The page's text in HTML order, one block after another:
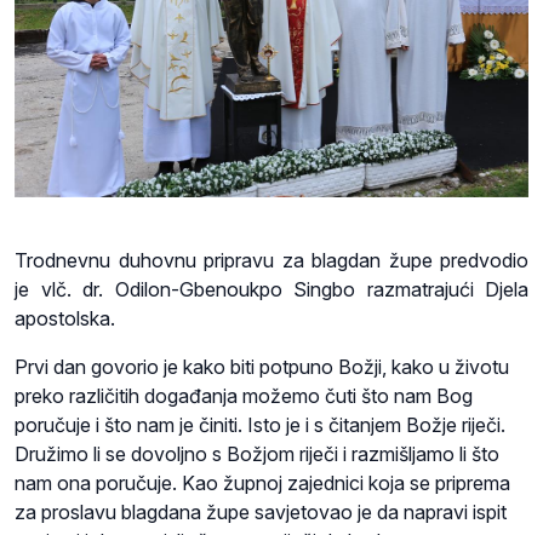
Trodnevnu duhovnu pripravu za blagdan župe predvodio
je vlč. dr. Odilon-Gbenoukpo Singbo razmatrajući Djela
apostolska.
Prvi dan govorio je kako biti potpuno Božji, kako u životu
preko različitih događanja možemo čuti što nam Bog
poručuje i što nam je činiti. Isto je i s čitanjem Božje riječi.
Družimo li se dovoljno s Božjom riječi i razmišljamo li što
nam ona poručuje. Kao župnoj zajednici koja se priprema
za proslavu blagdana župe savjetovao je da napravi ispit